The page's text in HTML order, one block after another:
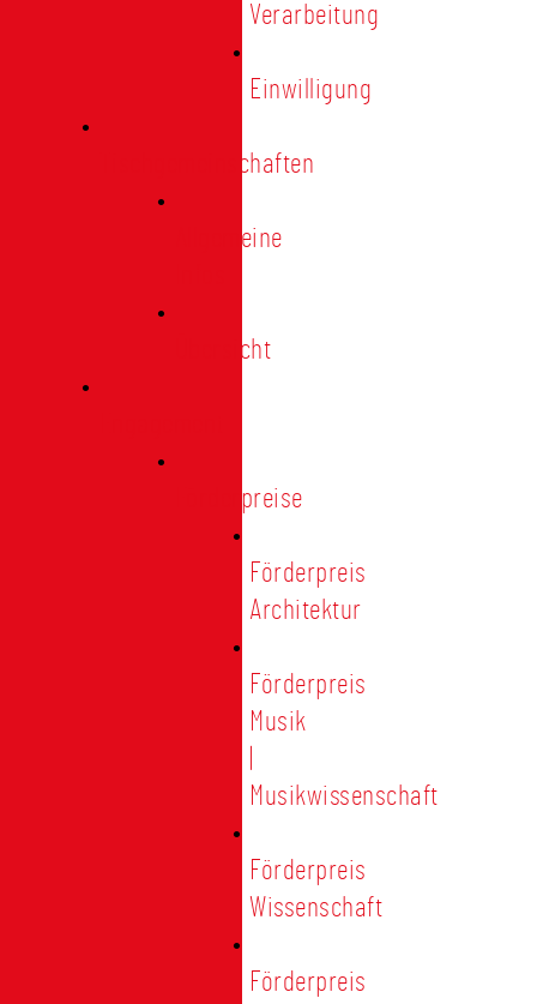
Verarbeitung
Einwilligung
Tischgemeinschaften
Allgemeine
Übersicht
Förderpreise
Förderpreis
Architektur
Förderpreis
Musik
Musikwissenschaft
Förderpreis
Wissenschaft
Förderpreis